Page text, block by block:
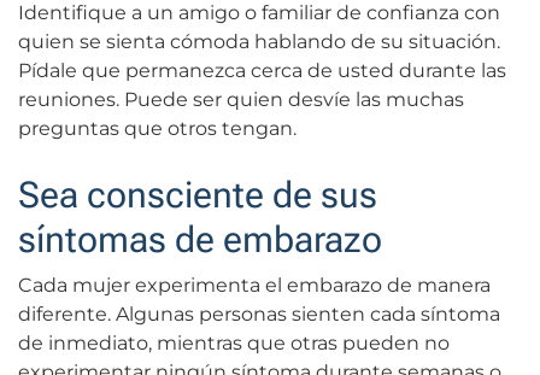
Identifique a un amigo o familiar de confianza con
quien se sienta cómoda hablando de su situación.
Pídale que permanezca cerca de usted durante las
reuniones. Puede ser quien desvíe las muchas
preguntas que otros tengan.
Sea consciente de sus
síntomas de embarazo
Cada mujer experimenta el embarazo de manera
diferente. Algunas personas sienten cada síntoma
de inmediato, mientras que otras pueden no